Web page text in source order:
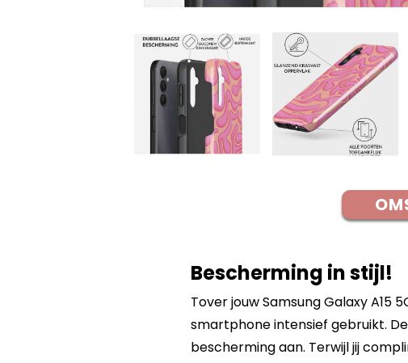
Bescherming in stijl!
Tover jouw Samsung Galaxy A15
smartphone intensief gebruikt.
bescherming aan. Terwijl jij